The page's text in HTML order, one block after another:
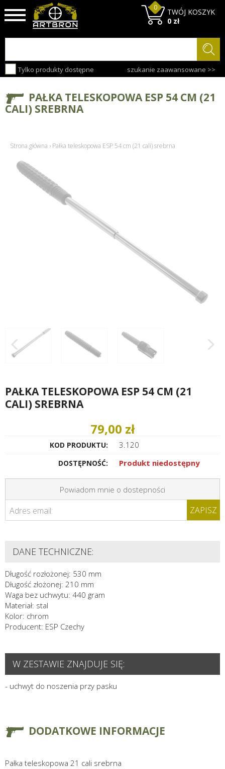
Tylko produkty dostępne szukanie zaawansowane >>
TWÓJ KOSZYK
0
0 zł
PAŁKA TELESKOPOWA ESP 54 CM (21
CALI) SREBRNA
Strona główna › Pałka teleskopowa ESP 54 cm (21 cali) srebrna
PAŁKA TELESKOPOWA ESP 54 CM (21
CALI) SREBRNA
79,00 zł
KOD PRODUKTU: 3.120
DOSTĘPNOŚĆ: Produkt niedostępny
Powiadom mnie o dostepności
Adres email: ZAPISZ
DANE TECHNICZNE:
Długość rozłożonej: 530 mm
Długość złożonej: 210 mm
Waga bez uchwytu: 440 gram
Materiał: stal
Kolor: chrom
Producent: ESP Czechy
W ZESTAWIE ZNAJDUJE SIĘ:
- uchwyt do noszenia przy pasku
DODATKOWE INFORMACJE
Pałka teleskopowa 21 cali srebrna